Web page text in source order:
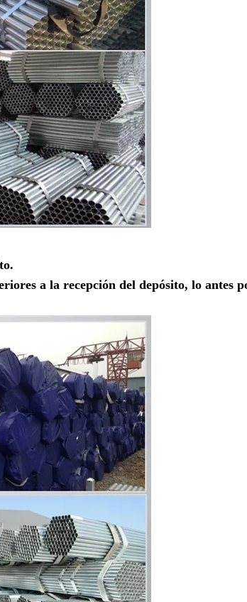
a la recepción del depósito, lo antes